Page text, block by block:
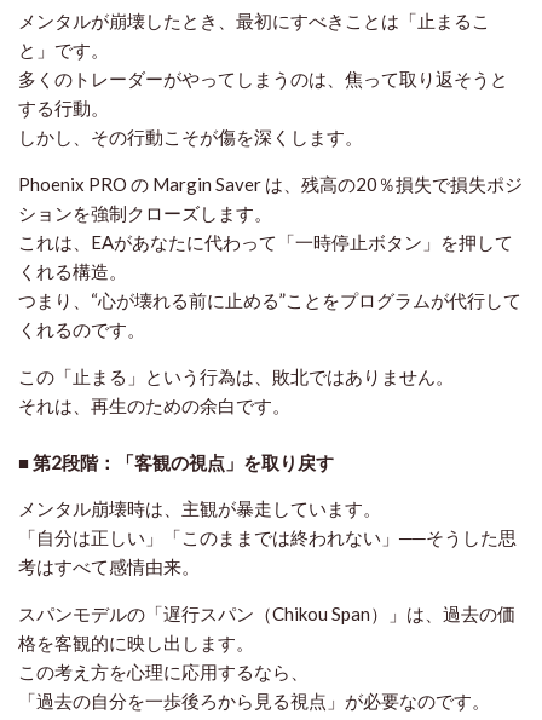
メンタルが崩壊したとき、最初にすべきことは「止まるこ
と」です。
多くのトレーダーがやってしまうのは、 焦って取り返そうと
する行動。
しかし、その行動こそが傷を深くします。
Phoenix PRO の Margin Saver は、残高の20％損失で損失ポジ
ションを強制クローズします。
これは、EAがあなたに代わって「一時停止ボタン」を押して
くれる構造。
つまり、“心が壊れる前に止める”ことをプログラムが代行して
くれるのです。
この「止まる」という行為は、敗北ではありません。
それは、 再生のための余白です。
■ 第2段階：「客観の視点」を取り戻す
メンタル崩壊時は、主観が暴走しています。
「自分は正しい」「このままでは終われない」──そうした思
考はすべて感情由来。
スパンモデルの「遅行スパン（Chikou Span）」は、過去の価
格を客観的に映し出します。
この考え方を心理に応用するなら、
「過去の自分を一歩後ろから見る視点」が必要なのです。